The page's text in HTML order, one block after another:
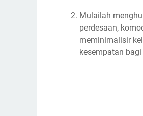
Mulailah
perdesaan,
meminimalisir
kesempatan